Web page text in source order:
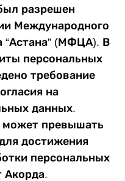
разрешен
Международного
“Астана” (МФЦА). В
персональных
требование
на
данных.
может превышать
достижения
персональных
Акорда.